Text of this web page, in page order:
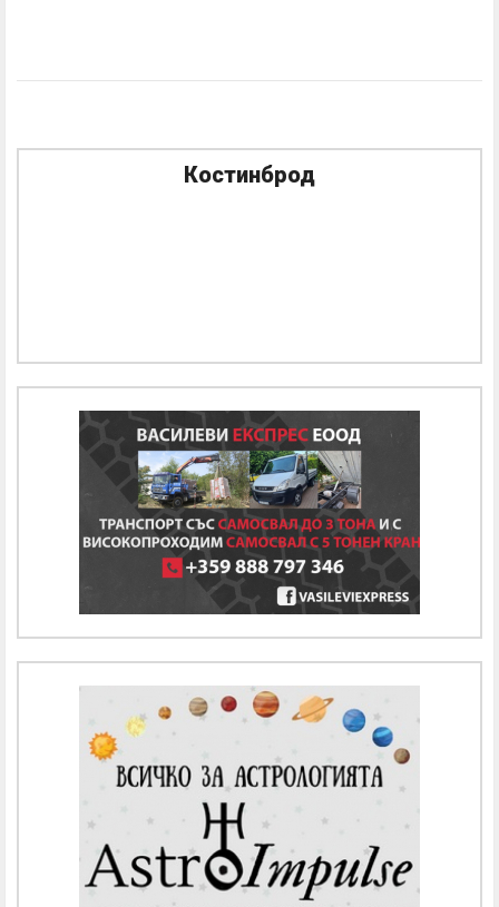
Костинброд